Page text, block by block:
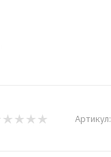
Артикул: